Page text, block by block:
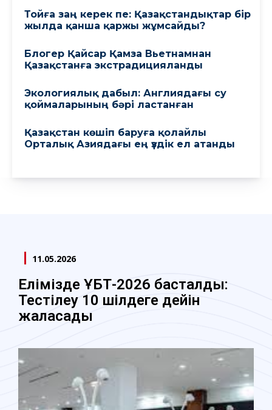
Тойға заң керек пе: Қазақстандықтар бір
жылда қанша қаржы жұмсайды?
Блогер Қайсар Қамза Вьетнамнан
Қазақстанға экстрадицияланды
Экологиялық дабыл: Англиядағы су
қоймаларының бәрі ластанған
Қазақстан көшіп баруға қолайлы
Орталық Азиядағы ең үздік ел атанды